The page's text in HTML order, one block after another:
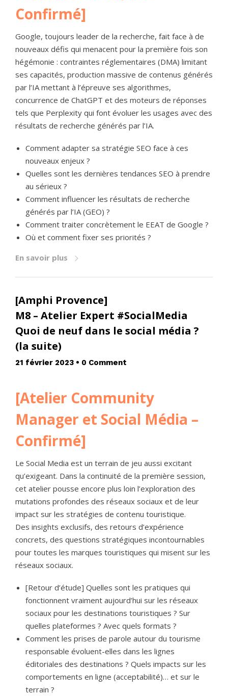
Confirmé]
Google, toujours leader de la recherche, fait face à de
nouveaux défis qui menacent pour la première fois son
hégémonie : contraintes réglementaires (DMA) limitant
ses capacités, production massive de contenus générés
par l’IA mettant à l’épreuve ses algorithmes,
concurrence de ChatGPT et des moteurs de réponses
tels que Perplexity qui font évoluer les usages avec des
résultats de recherche générés par l’IA.
Comment adapter sa stratégie SEO face à ces
nouveaux enjeux ?
Quelles sont les dernières tendances SEO à prendre
au sérieux ?
Comment influencer les résultats de recherche
générés par l’IA (GEO) ?
Comment traiter concrètement le EEAT de Google ?
Où et comment fixer ses priorités ?
En savoir plus
[Amphi Provence]
M8 – Atelier Expert #SocialMedia
Quoi de neuf dans le social média ?
(la suite)
21 février 2023 • 0 Comment
[Atelier Community
Manager et Social Média –
Confirmé]
Le Social Media est un terrain de jeu aussi excitant
qu’exigeant. Dans la continuité de la première session,
cet atelier pousse encore plus loin l’exploration des
mutations profondes des réseaux sociaux et de leur
impact sur les stratégies de contenu touristique.
Des insights exclusifs, des retours d’expérience
concrets, des questions stratégiques incontournables
pour toutes les marques touristiques qui misent sur les
réseaux sociaux.
[Retour d’étude] Quelles sont les pratiques qui
fonctionnent vraiment aujourd’hui sur les réseaux
sociaux pour les destinations touristiques ? Sur
quelles plateformes ? Avec quels formats ?
Comment les prises de parole autour du tourisme
responsable évoluent-elles dans les lignes
éditoriales des destinations ? Quels impacts sur les
comportements en ligne (acceptabilité)… et sur le
terrain ?